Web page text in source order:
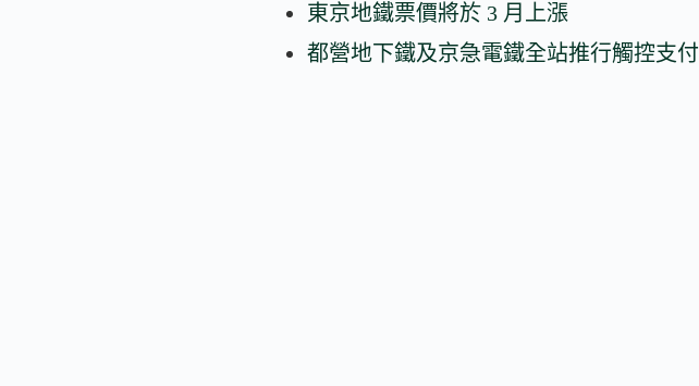
東京地鐵票價將於 3 月上漲
都營地下鐵及京急電鐵全站推行觸控支付